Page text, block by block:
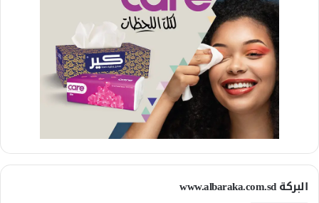
البركة www.albaraka.com.sd